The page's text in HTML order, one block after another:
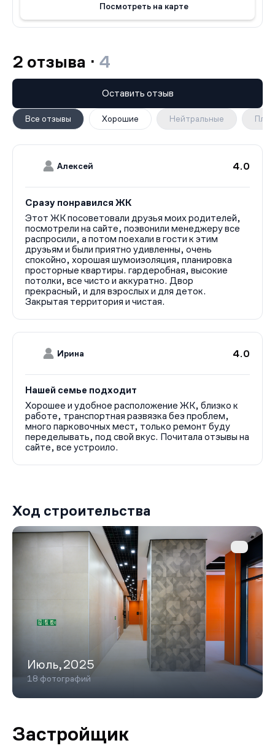
комплексом. Он предлагает широкий выбор квартир
разных планировок, а также удобную инфраструктуру,
инвестиций, ЖК «Гоголь Парк» - это то, что вам нужно.
Посмотреть на карте
2 отзыва · 4
Все отзывы Хорошие Нейтральные
Оставить отзыв
Алексей 4.0
Сразу понравился ЖК
Этот ЖК посоветовали друзья моих родителей,
посмотрели на сайте, позвонили менеджеру все
распросили, а потом поехали в гости к этим
друзьям и были приятно удивленны, очень
спокойно, хорошая шумоизоляция, планировка
просторные квартиры. гардеробная, высокие
потолки, все чисто и аккуратно. Двор
прекрасный, и для взрослых и для деток.
Закрытая территория и чистая.
Ирина 4.0
Нашей семье подходит
Хорошее и удобное расположение ЖК, близко к
работе, транспортная развязка без проблем,
много парковочных мест, только ремонт буду
переделывать, под свой вкус. Почитала отзывы на
сайте, все устроило.
Ход строительства
Июль,2025
18 фотографий
Застройщик